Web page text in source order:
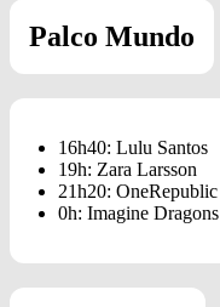
Palco Mundo
16h40: Lulu Santos
19h: Zara Larsson
21h20: OneRepublic
0h: Imagine Dragons